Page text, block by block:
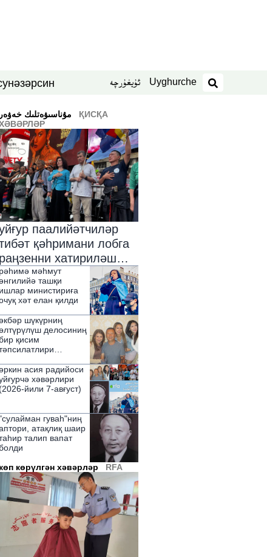
нәзәрсин ئۇيغۇرچە Uyghurche
издәш
ҚИСҚА
паалийәтчиләр
қәһримани лобга
раңзенни хатириләш
паалийитидә сөз қилди
рәһимә мәһмут
ташқи
ишлар министириға
хәт елан қилди
шүкүрниң
делосиниң
қисим
асия радийоси
хәвәрлири
йили 7-авғуст)
гуваһ"ниң
атақлиқ шаир
талип вапат
көп көрүлгән хәвәрләр
RFA